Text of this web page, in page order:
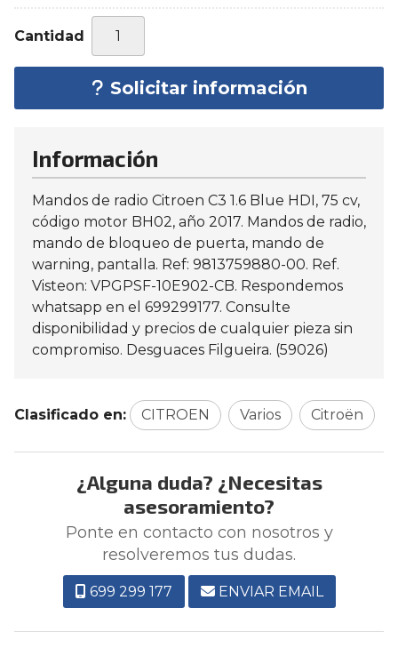
Cantidad
Solicitar información
Información
Mandos de radio Citroen C3 1.6 Blue HDI, 75 cv,
código motor BH02, año 2017. Mandos de radio,
mando de bloqueo de puerta, mando de
warning, pantalla. Ref: 9813759880-00. Ref.
Visteon: VPGPSF-10E902-CB. Respondemos
whatsapp en el 699299177. Consulte
disponibilidad y precios de cualquier pieza sin
compromiso. Desguaces Filgueira. (59026)
Clasificado en: CITROEN Varios Citroën
¿Alguna duda? ¿Necesitas
asesoramiento?
Ponte en contacto con nosotros y
resolveremos tus dudas.
699 299 177 ENVIAR EMAIL